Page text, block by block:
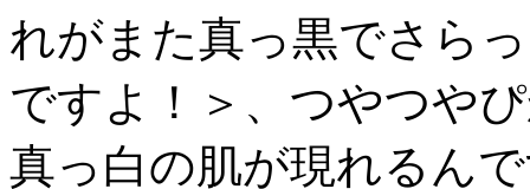
れがまた真っ黒でさら
ですよ！＞、つやつや
真っ白の肌が現れるん